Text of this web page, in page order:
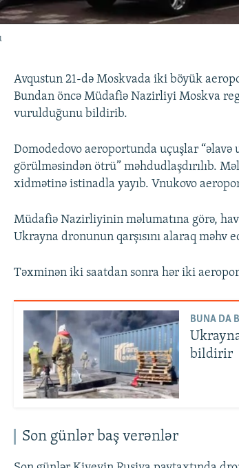
Avqustun 21-də Moskvada iki böyük
Bundan öncə Müdafiə Nazirliyi Moskva
vurulduğunu bildirib.
Domodedovo aeroportunda uçuşlar
görülməsindən ötrü” məhdudlaşdırılıb.
xidmətinə istinadla yayıb. Vnukovo
Müdafiə Nazirliyinin məlumatına görə,
Ukrayna dronunun qarşısını alaraq
Təxminən iki saatdan sonra hər iki
BUNA DA
bildirir
Son günlər baş verənlər